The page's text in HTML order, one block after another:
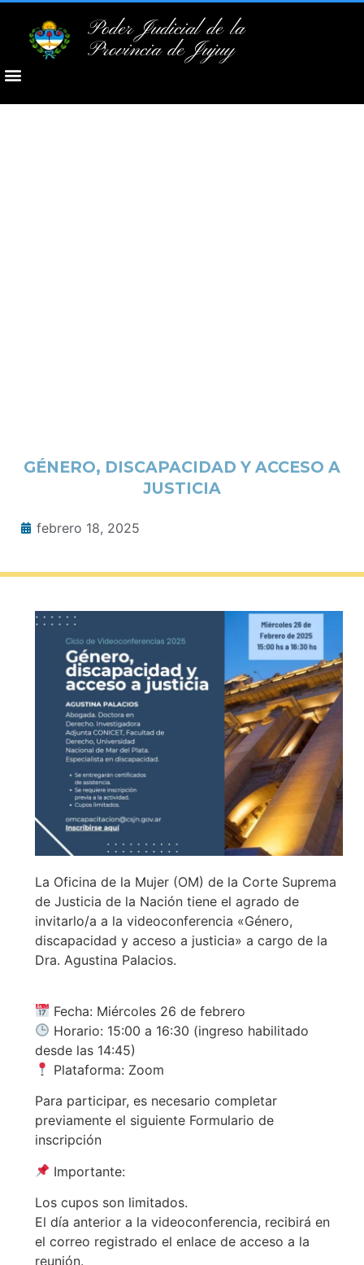
Poder Judicial de la
Provincia de Jujuy
GÉNERO, DISCAPACIDAD Y ACCESO A
JUSTICIA
febrero 18, 2025
La Oficina de la Mujer (OM) de la Corte Suprema
de Justicia de la Nación tiene el agrado de
invitarlo/a a la videoconferencia «Género,
discapacidad y acceso a justicia» a cargo de la
Dra. Agustina Palacios.
Fecha: Miércoles 26 de febrero
Horario: 15:00 a 16:30 (ingreso habilitado
desde las 14:45)
Plataforma: Zoom
Para participar, es necesario completar
previamente el siguiente Formulario de
inscripción
Importante:
Los cupos son limitados.
El día anterior a la videoconferencia, recibirá en
el correo registrado el enlace de acceso a la
reunión.